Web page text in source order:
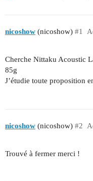
nicoshow (nicoshow) #1
Cherche Nittaku Acoustic
85g
J’étudie toute proposition
nicoshow (nicoshow) #2
Trouvé à fermer merci !